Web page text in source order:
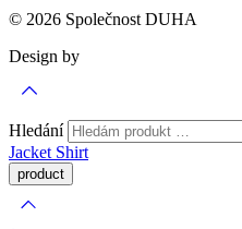
© 2026 Společnost DUHA
Design by
Hledání
Jacket Shirt